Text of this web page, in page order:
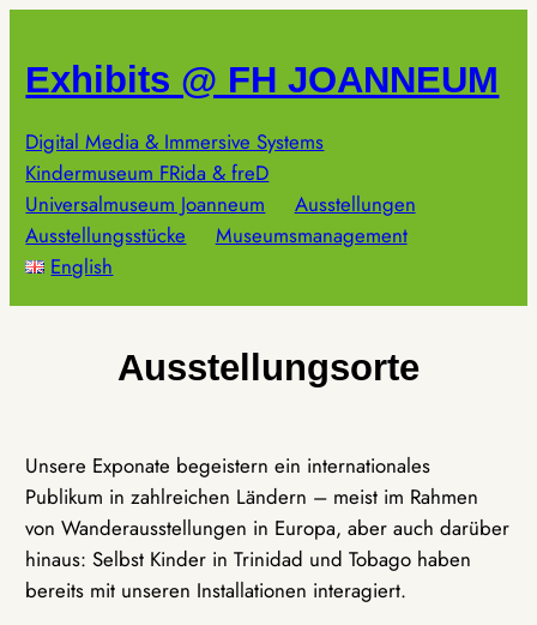
springen
Exhibits @ FH JOANNEUM
Digital Media & Immersive Systems
Kindermuseum FRida & freD
Universalmuseum Joanneum
Ausstellungen
Ausstellungsstücke
Museumsmanagement
English
Ausstellungsorte
Unsere Exponate begeistern ein internationales
Publikum in zahlreichen Ländern – meist im Rahmen
von Wanderausstellungen in Europa, aber auch darüber
hinaus: Selbst Kinder in Trinidad und Tobago haben
bereits mit unseren Installationen interagiert.